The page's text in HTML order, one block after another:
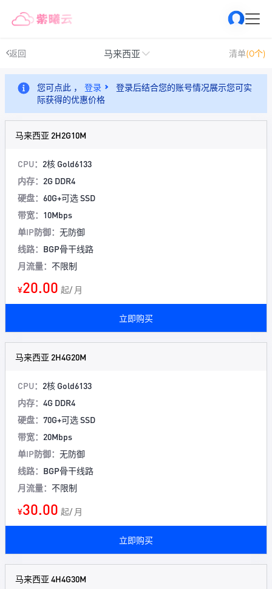
返回 马来西亚 清单(0个)
您可点此 ， 登录
登录后结合您的账号情况展示您可实
际获得的优惠价格
马来西亚 2H2G10M
CPU： 2核 Gold6133
内存： 2G DDR4
硬盘： 60G+可选 SSD
带宽： 10Mbps
单IP防御： 无防御
线路： BGP骨干线路
月流量： 不限制
¥20.00 起/ 月
立即购买
马来西亚 2H4G20M
CPU： 2核 Gold6133
内存： 4G DDR4
硬盘： 70G+可选 SSD
带宽： 20Mbps
单IP防御： 无防御
线路： BGP骨干线路
月流量： 不限制
¥30.00 起/ 月
立即购买
马来西亚 4H4G30M